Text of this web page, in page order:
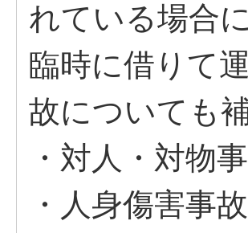
れている場合
臨時に借りて
故についても
・対人・対物
・人身傷害事故